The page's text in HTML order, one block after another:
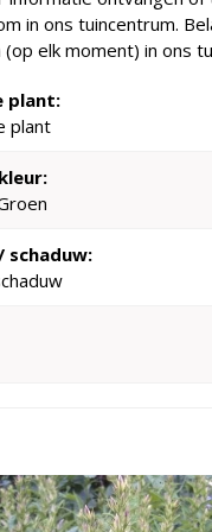
in ons tuincentrum.
elk moment) in ons
plant:
plant
schaduw: